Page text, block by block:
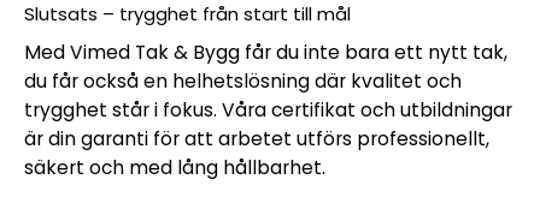
Slutsats – trygghet från start till mål
Med Vimed Tak & Bygg får du inte bara ett nytt tak,
du får också en helhetslösning där kvalitet och
trygghet står i fokus. Våra certifikat och utbildningar
är din garanti för att arbetet utförs professionellt,
säkert och med lång hållbarhet.